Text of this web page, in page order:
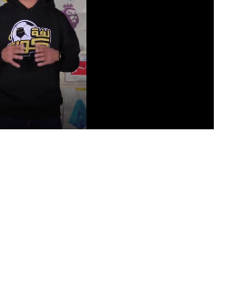
الدوري السعودي للمحترفين